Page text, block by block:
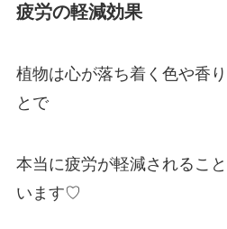
疲労の軽減効果
植物は心が落ち着く色や香
とで
本当に疲労が軽減されるこ
います♡